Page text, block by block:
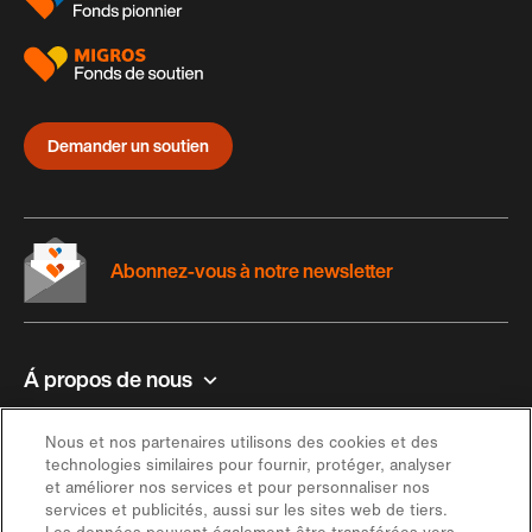
Demander un soutien
Á propos de nous
Contact et aide
Inspiration
Abonnez-vous à notre newsletter
Nous et nos partenaires utilisons des cookies et des
technologies similaires pour fournir, protéger, analyser
et améliorer nos services et pour personnaliser nos
services et publicités, aussi sur les sites web de tiers.